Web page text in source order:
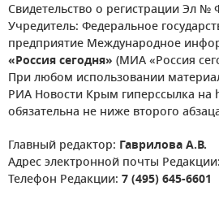
Свидетельство о регистрации Эл №
Учредитель: Федеральное
предприятие Международное
«Россия сегодня» (МИА «Россия
При любом использовании
РИА Новости Крым гиперссылка на
обязательна не ниже второго
Главный редактор: Гаврилова А.В.
Адрес электронной почты Редакции:
Телефон Редакции: 7 (495) 645-6601